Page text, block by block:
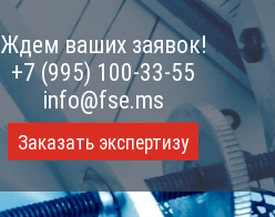
Ждем ваших заявок!
+7 (995) 100-33-55
info@fse.ms
Заказать экспертизу